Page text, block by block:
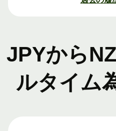
JPYから
ルタイム